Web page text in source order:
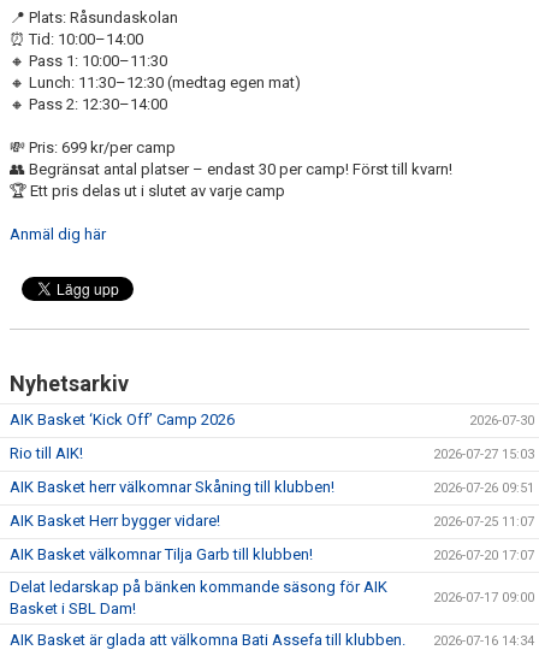
PARTNERS
KÖP BILJETTER
AIK.SE
📍 Plats: Råsundaskolan
⏰ Tid: 10:00–14:00
🔸 Pass 1: 10:00–11:30
🔸 Lunch: 11:30–12:30 (medtag egen mat)
🔸 Pass 2: 12:30–14:00
💸 Pris: 699 kr/per camp
👥 Begränsat antal platser – endast 30 per camp! Först till kvarn!
🏆 Ett pris delas ut i slutet av varje camp
Anmäl dig här
Nyhetsarkiv
AIK Basket ‘Kick Off’ Camp 2026 2026-07-30
Rio till AIK! 2026-07-27 15:03
AIK Basket herr välkomnar Skåning till klubben! 2026-07-26 09:51
AIK Basket Herr bygger vidare! 2026-07-25 11:07
AIK Basket välkomnar Tilja Garb till klubben! 2026-07-20 17:07
Delat ledarskap på bänken kommande säsong för AIK
Basket i SBL Dam!
2026-07-17 09:00
AIK Basket är glada att välkomna Bati Assefa till klubben. 2026-07-16 14:34